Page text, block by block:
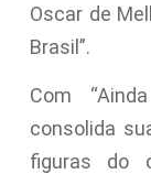
Oscar de
Brasil”.
Com
consolida
figuras do